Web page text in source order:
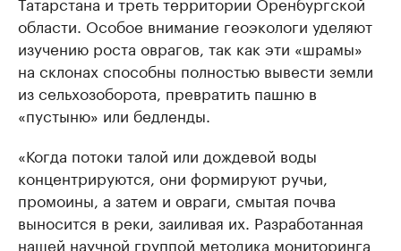
области. Особое внимание геоэкологи уделяют
изучению роста оврагов, так как эти «шрамы»
на склонах способны полностью вывести земли
из сельхозоборота, превратить пашню в
«пустыню» или бедленды.
«Когда потоки талой или дождевой воды
концентрируются, они формируют ручьи,
промоины, а затем и овраги, смытая почва
выносится в реки, заиливая их. Разработанная
нашей научной группой методика мониторинга